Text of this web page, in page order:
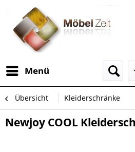
Menü
Übersicht Kleiderschränke
Newjoy COOL